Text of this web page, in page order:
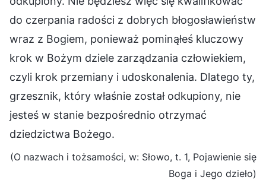
do czerpania radości z dobrych błogosławieństw
wraz z Bogiem, ponieważ pominąłeś kluczowy
krok w Bożym dziele zarządzania człowiekiem,
czyli krok przemiany i udoskonalenia. Dlatego ty,
grzesznik, który właśnie został odkupiony, nie
jesteś w stanie bezpośrednio otrzymać
dziedzictwa Bożego.
(O nazwach i tożsamości, w: Słowo, t. 1, Pojawienie się
Boga i Jego dzieło)